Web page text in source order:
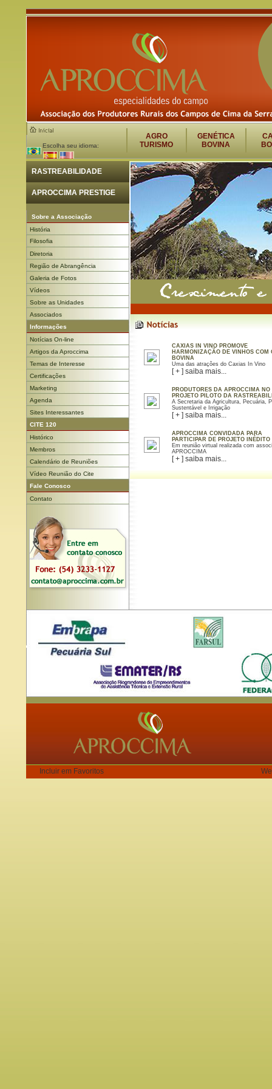
Escolha seu idioma:
AGRO
TURISMO
GENÉTICA
BOVINA
RASTREABILIDADE
APROCCIMA PRESTIGE
Sobre a Associação
História
Filosofia
Diretoria
Região de Abrangência
Galeria de Fotos
Vídeos
Sobre as Unidades
Associados
Informações
Notícias On-line
Artigos da Aproccima
Temas de Interesse
Certificações
Marketing
Agenda
Sites Interessantes
CITE 120
Histórico
Membros
Calendário de Reuniões
Vídeo Reunião do Cite
Fale Conosco
Contato
CAXIAS IN VINO PROMOVE
HARMONIZAÇÃO DE VINHOS COM
BOVINA
Uma das atrações do Caxias In Vino
[ + ] saiba mais...
PRODUTORES DA APROCCIMA NO
PROJETO PILOTO DA
A Secretaria da Agricultura, Pecuária,
Sustentável e Irrigação
[ + ] saiba mais...
APROCCIMA CONVIDADA PARA
PARTICIPAR DE PROJETO INÉDITO
Em reunião virtual realizada com
APROCCIMA
[ + ] saiba mais...
Incluir em Favoritos